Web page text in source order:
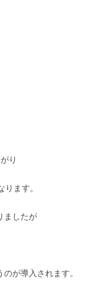
り
ます。
ましたが
が導入されます。